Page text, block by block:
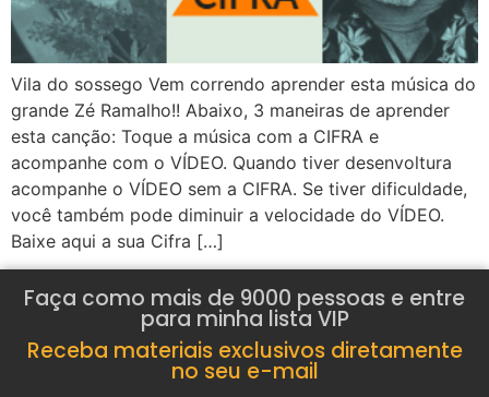
Vila do sossego Vem correndo aprender esta música do
grande Zé Ramalho!! Abaixo, 3 maneiras de aprender
esta canção: Toque a música com a CIFRA e
acompanhe com o VÍDEO. Quando tiver desenvoltura
acompanhe o VÍDEO sem a CIFRA. Se tiver dificuldade,
você também pode diminuir a velocidade do VÍDEO.
Baixe aqui a sua Cifra […]
Faça como mais de 9000 pessoas e entre
para minha lista VIP
Receba materiais exclusivos diretamente
no seu e-mail